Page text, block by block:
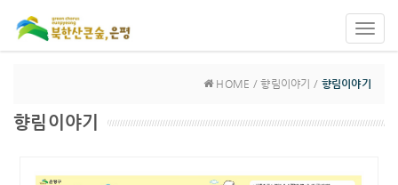
HOME / 향림이야기 / 향림이야기
향림이야기